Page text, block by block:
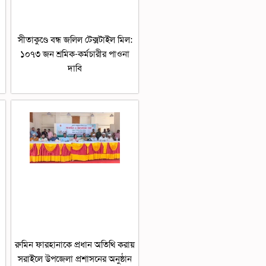
সীতাকুণ্ডে বন্ধ জলিল টেক্সটাইল মিল:
১০৭৩ জন শ্রমিক-কর্মচারীর পাওনা
দাবি
রুমিন ফারহানাকে প্রধান অতিথি করায়
সরাইলে উপজেলা প্রশাসনের অনুষ্ঠান